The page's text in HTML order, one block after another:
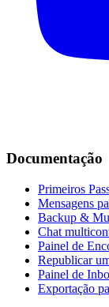
Documentação
Primeiros
Mensagens
Backup &
Chat
Painel de
Republicar
Painel de
Exportação